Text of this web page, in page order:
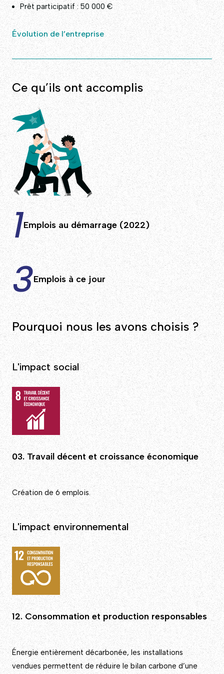
Prêt participatif : 50 000 €
Évolution de l’entreprise
Ce qu’ils ont accomplis
1Emplois au démarrage (2022)
3Emplois à ce jour
Pourquoi nous les avons choisis ?
L'impact social
03. Travail décent et croissance économique
Création de 6 emplois.
L'impact environnemental
12. Consommation et production responsables
Énergie entièrement décarbonée, les installations
vendues permettent de réduire le bilan carbone d’une